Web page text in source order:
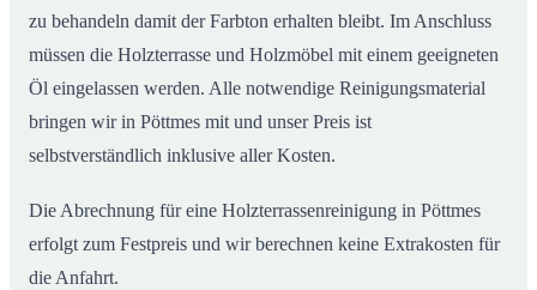
zu behandeln damit der Farbton erhalten bleibt. Im Anschluss
müssen die Holzterrasse und Holzmöbel mit einem geeigneten
Öl eingelassen werden. Alle notwendige Reinigungsmaterial
bringen wir in Pöttmes mit und unser Preis ist
selbstverständlich inklusive aller Kosten.
Die Abrechnung für eine Holzterrassenreinigung in Pöttmes
erfolgt zum Festpreis und wir berechnen keine Extrakosten für
die Anfahrt.